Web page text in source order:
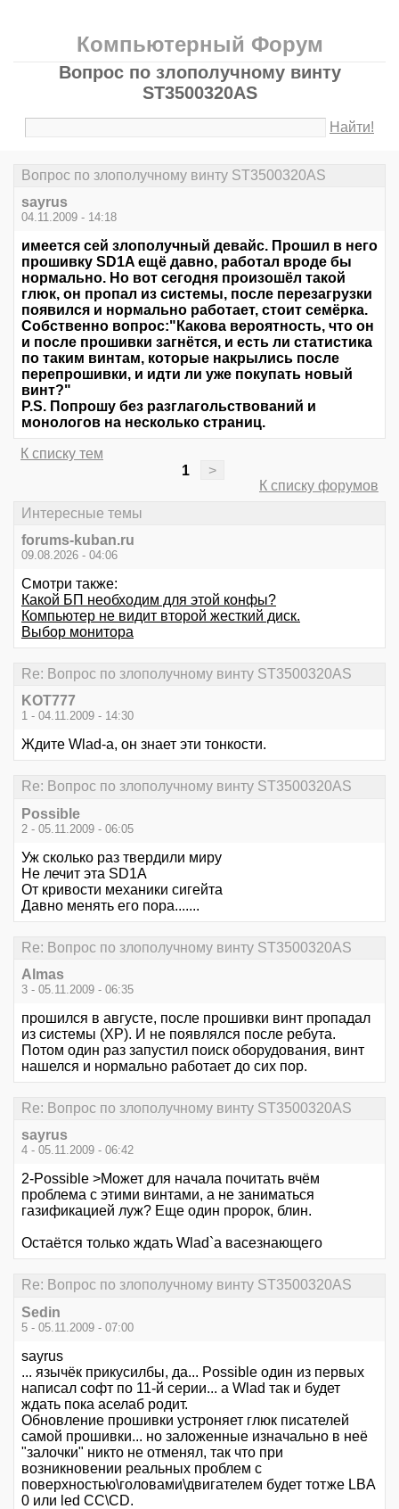
Компьютерный Форум
Вопрос по злополучному винту
ST3500320AS
Найти!
Вопрос по злополучному винту ST3500320AS
sayrus
04.11.2009 - 14:18
имеется сей злополучный девайс. Прошил в него
прошивку SD1A ещё давно, работал вроде бы
нормально. Но вот сегодня произошёл такой
глюк, он пропал из системы, после перезагрузки
появился и нормально работает, стоит семёрка.
Собственно вопрос:"Какова вероятность, что он
и после прошивки загнётся, и есть ли статистика
по таким винтам, которые накрылись после
перепрошивки, и идти ли уже покупать новый
винт?"
P.S. Попрошу без разглагольствований и
монологов на несколько страниц.
К списку тем
1
>
К списку форумов
Интересные темы
forums-kuban.ru
09.08.2026 - 04:06
Смотри также:
Какой БП необходим для этой конфы?
Компьютер не видит второй жесткий диск.
Выбор монитора
Re: Вопрос по злополучному винту ST3500320AS
KOT777
1 - 04.11.2009 - 14:30
Ждите Wlad-а, он знает эти тонкости.
Re: Вопрос по злополучному винту ST3500320AS
Possible
2 - 05.11.2009 - 06:05
Уж сколько раз твердили миру
Не лечит эта SD1A
От кривости механики сигейта
Давно менять его пора.......
Re: Вопрос по злополучному винту ST3500320AS
Almas
3 - 05.11.2009 - 06:35
прошился в августе, после прошивки винт пропадал
из системы (XP). И не появлялся после ребута.
Потом один раз запустил поиск оборудования, винт
нашелся и нормально работает до сих пор.
Re: Вопрос по злополучному винту ST3500320AS
sayrus
4 - 05.11.2009 - 06:42
2-Possible >Может для начала почитать вчём
проблема с этими винтами, а не заниматься
газификацией луж? Еще один пророк, блин.
Остаётся только ждать Wlad`a васезнающего
Re: Вопрос по злополучному винту ST3500320AS
Sedin
5 - 05.11.2009 - 07:00
sayrus
... язычёк прикусилбы, да... Possible один из первых
написал софт по 11-й серии... а Wlad так и будет
ждать пока аселаб родит.
Обновление прошивки устроняет глюк писателей
самой прошивки... но заложенные изначально в неё
"залочки" никто не отменял, так что при
возникновении реальных проблем с
поверхностью\головами\двигателем будет тотже LBA
0 или led CC\СD.